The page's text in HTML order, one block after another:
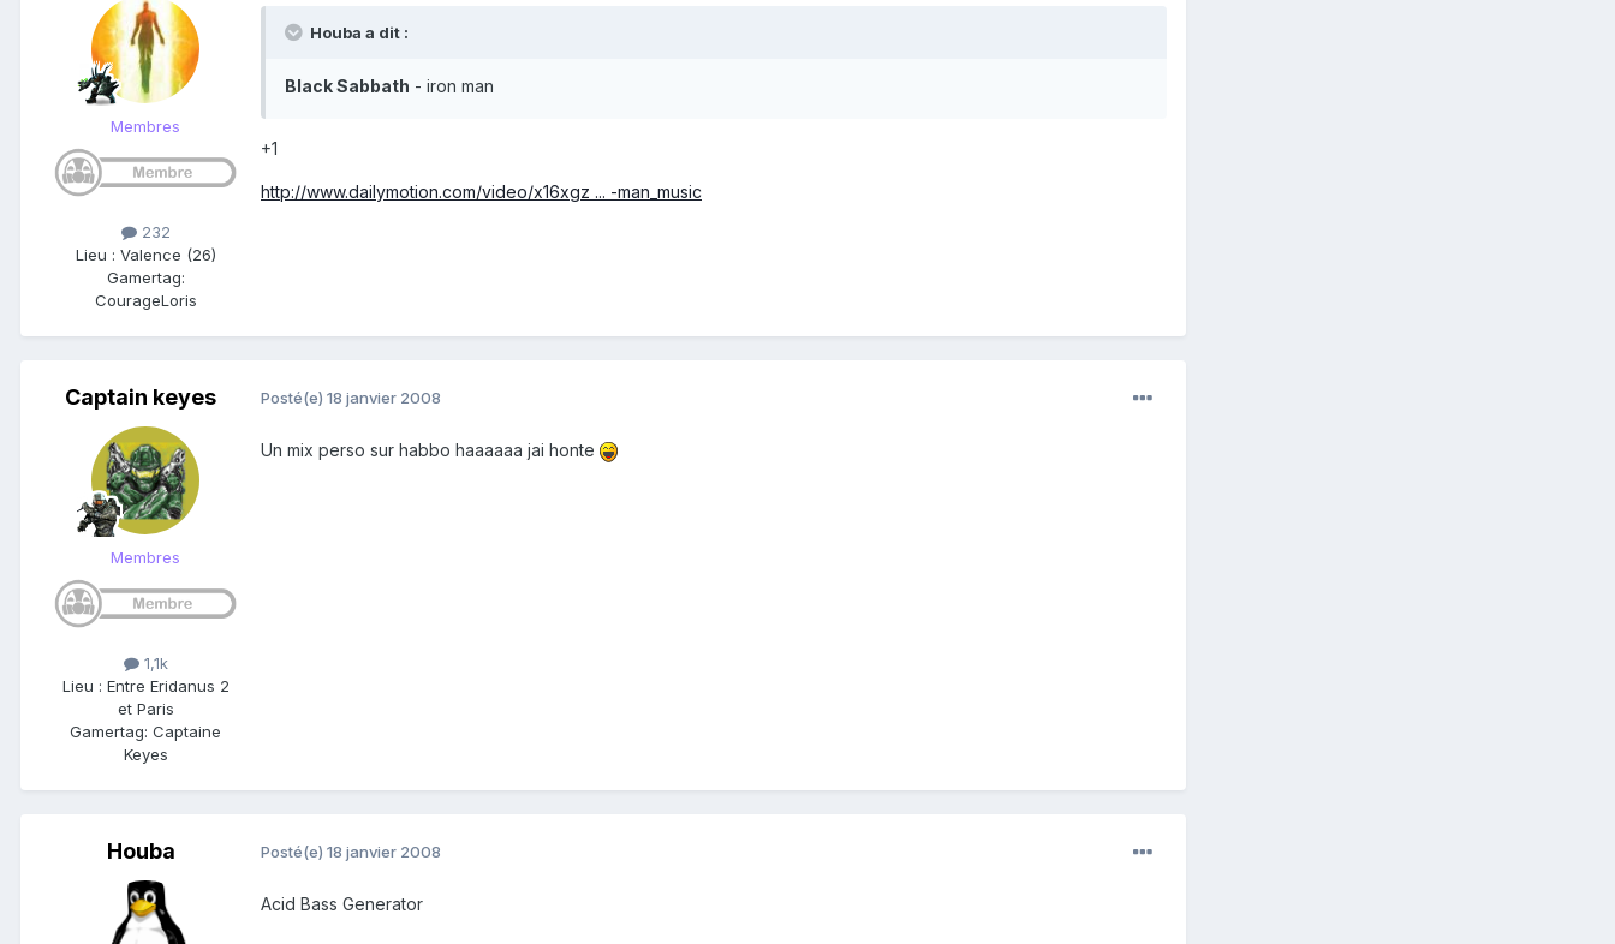
Membres
232
Lieu : Valence (26)
Gamertag:
CourageLoris
Houba a dit :
Black Sabbath - iron man
+1
http://www.dailymotion.com/video/x16xgz ... -man_music
Captain keyes
Membres
1,1k
Lieu : Entre Eridanus 2
et Paris
Gamertag: Captaine
Keyes
Posté(e) 18 janvier 2008
Un mix perso sur habbo haaaaaa jai honte
Houba Posté(e) 18 janvier 2008
Acid Bass Generator